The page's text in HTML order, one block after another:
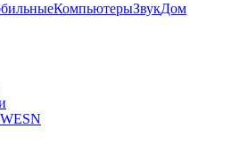
КомпьютерыЗвукДом